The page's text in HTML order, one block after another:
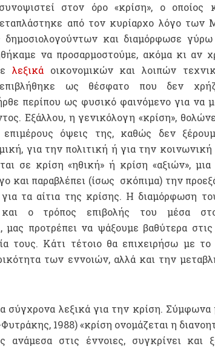
στον όρο «κρίση», ο οποίος
από τον κυρίαρχο λόγο
και διαμόρφωσε
να προσαρμοστούμε, ακόμα κι αν
λεξικάοικονομικών και λοιπών
επιβλήθηκε ως θέσφατο που δεν
περίπου ως φυσικό φαινόμενο για να
Εξάλλου, η γενικόλογη «κρίση»,
επιμέρους όψεις της, καθώς δεν
για την πολιτική ή για την
σε κρίση «ηθική» ή κρίση «αξιών»,
και παραβλέπει (ίσως σκόπιμα) την
τα αίτια της κρίσης. Η διαμόρφωση
ο τρόπος επιβολής του μέσα
μας προτρέπει να ψάξουμε βαθύτερα
τους. Κάτι τέτοιο θα επιχειρήσω με το
των εννοιών, αλλά και την
σύγχρονα λεξικά για την κρίση.
1988) «κρίση ονομάζεται η
ανάμεσα στις έννοιες, συγκρίνει και